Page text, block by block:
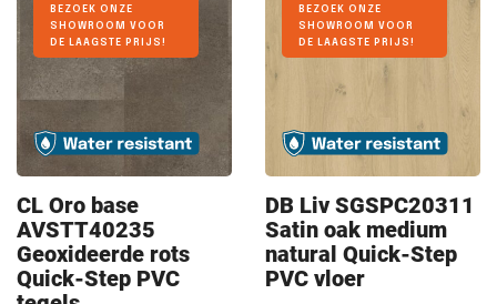
BEZOEK ONZE
SHOWROOM VOOR
DE LAAGSTE PRIJS!
CL Oro base
AVSTT40235
Geoxideerde rots
Quick-Step PVC
BEZOEK ONZE
SHOWROOM VOOR
DE LAAGSTE PRIJS!
DB LivSGSPC20311
Satin oak medium
natural Quick-Step
PVC vloer